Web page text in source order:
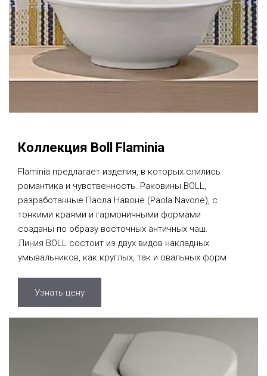
Коллекция Boll Flaminia
Flaminia предлагает изделия, в которых слились
романтика и чувственность. Раковины BOLL,
разработанные Паола Навоне (Paola Navone), с
тонкими краями и гармоничными формами
созданы по образу восточных античных чаш.
Линия BOLL состоит из двух видов накладных
умывальников, как круглых, так и овальных форм
Узнать цену